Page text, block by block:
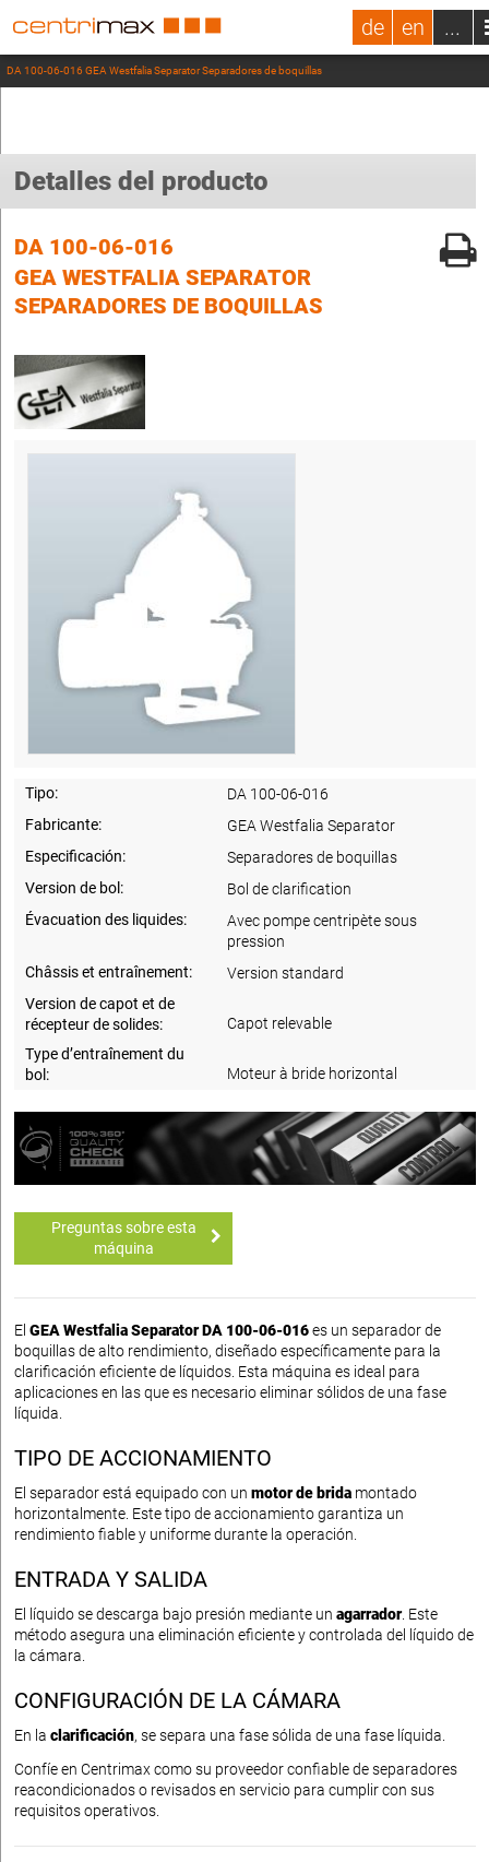
de en ...
DA 100-06-016 GEA Westfalia Separator Separadores de boquillas
Detalles del producto
DA 100-06-016
GEA WESTFALIA SEPARATOR
SEPARADORES DE BOQUILLAS
Tipo:
DA 100-06-016
Fabricante:
GEA Westfalia Separator
Especificación:
Separadores de boquillas
Version de bol:
Bol de clarification
Évacuation des liquides:
Avec pompe centripète sous
pression
Châssis et entraînement:
Version standard
Version de capot et de
récepteur de solides:
Capot relevable
Type d’entraînement du
bol:
Moteur à bride horizontal
Preguntas sobre esta
máquina
El GEA Westfalia Separator DA 100-06-016es un separador de
boquillas de alto rendimiento, diseñado específicamente para la
clarificación eficiente de líquidos. Esta máquina es ideal para
aplicaciones en las que es necesario eliminar sólidos de una fase
líquida.
TIPO DE ACCIONAMIENTO
El separador está equipado con un motor de brida montado
horizontalmente. Este tipo de accionamiento garantiza un
rendimiento fiable y uniforme durante la operación.
ENTRADA Y SALIDA
El líquido se descarga bajo presión mediante un agarrador. Este
método asegura una eliminación eficiente y controlada del líquido de
la cámara.
CONFIGURACIÓN DE LA CÁMARA
En la clarificación, se separa una fase sólida de una fase líquida.
Confíe en Centrimax como su proveedor confiable de separadores
reacondicionados o revisados en servicio para cumplir con sus
requisitos operativos.